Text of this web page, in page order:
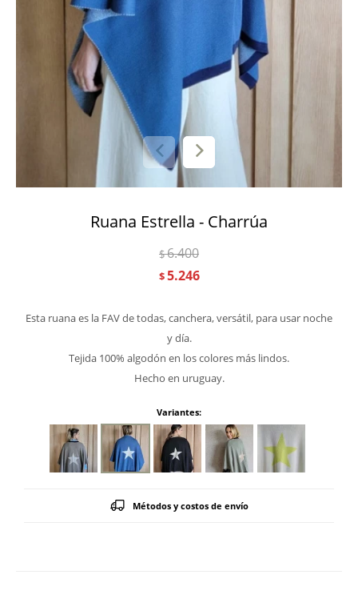
Ruana Estrella - Charrúa
$5.246
$6.400
Esta ruana es la FAV de todas, canchera, versátil, para usar noche
y día.
Tejida 100% algodón en los colores más lindos.
Hecho en uruguay.
Variantes:
Métodos y costos de envío